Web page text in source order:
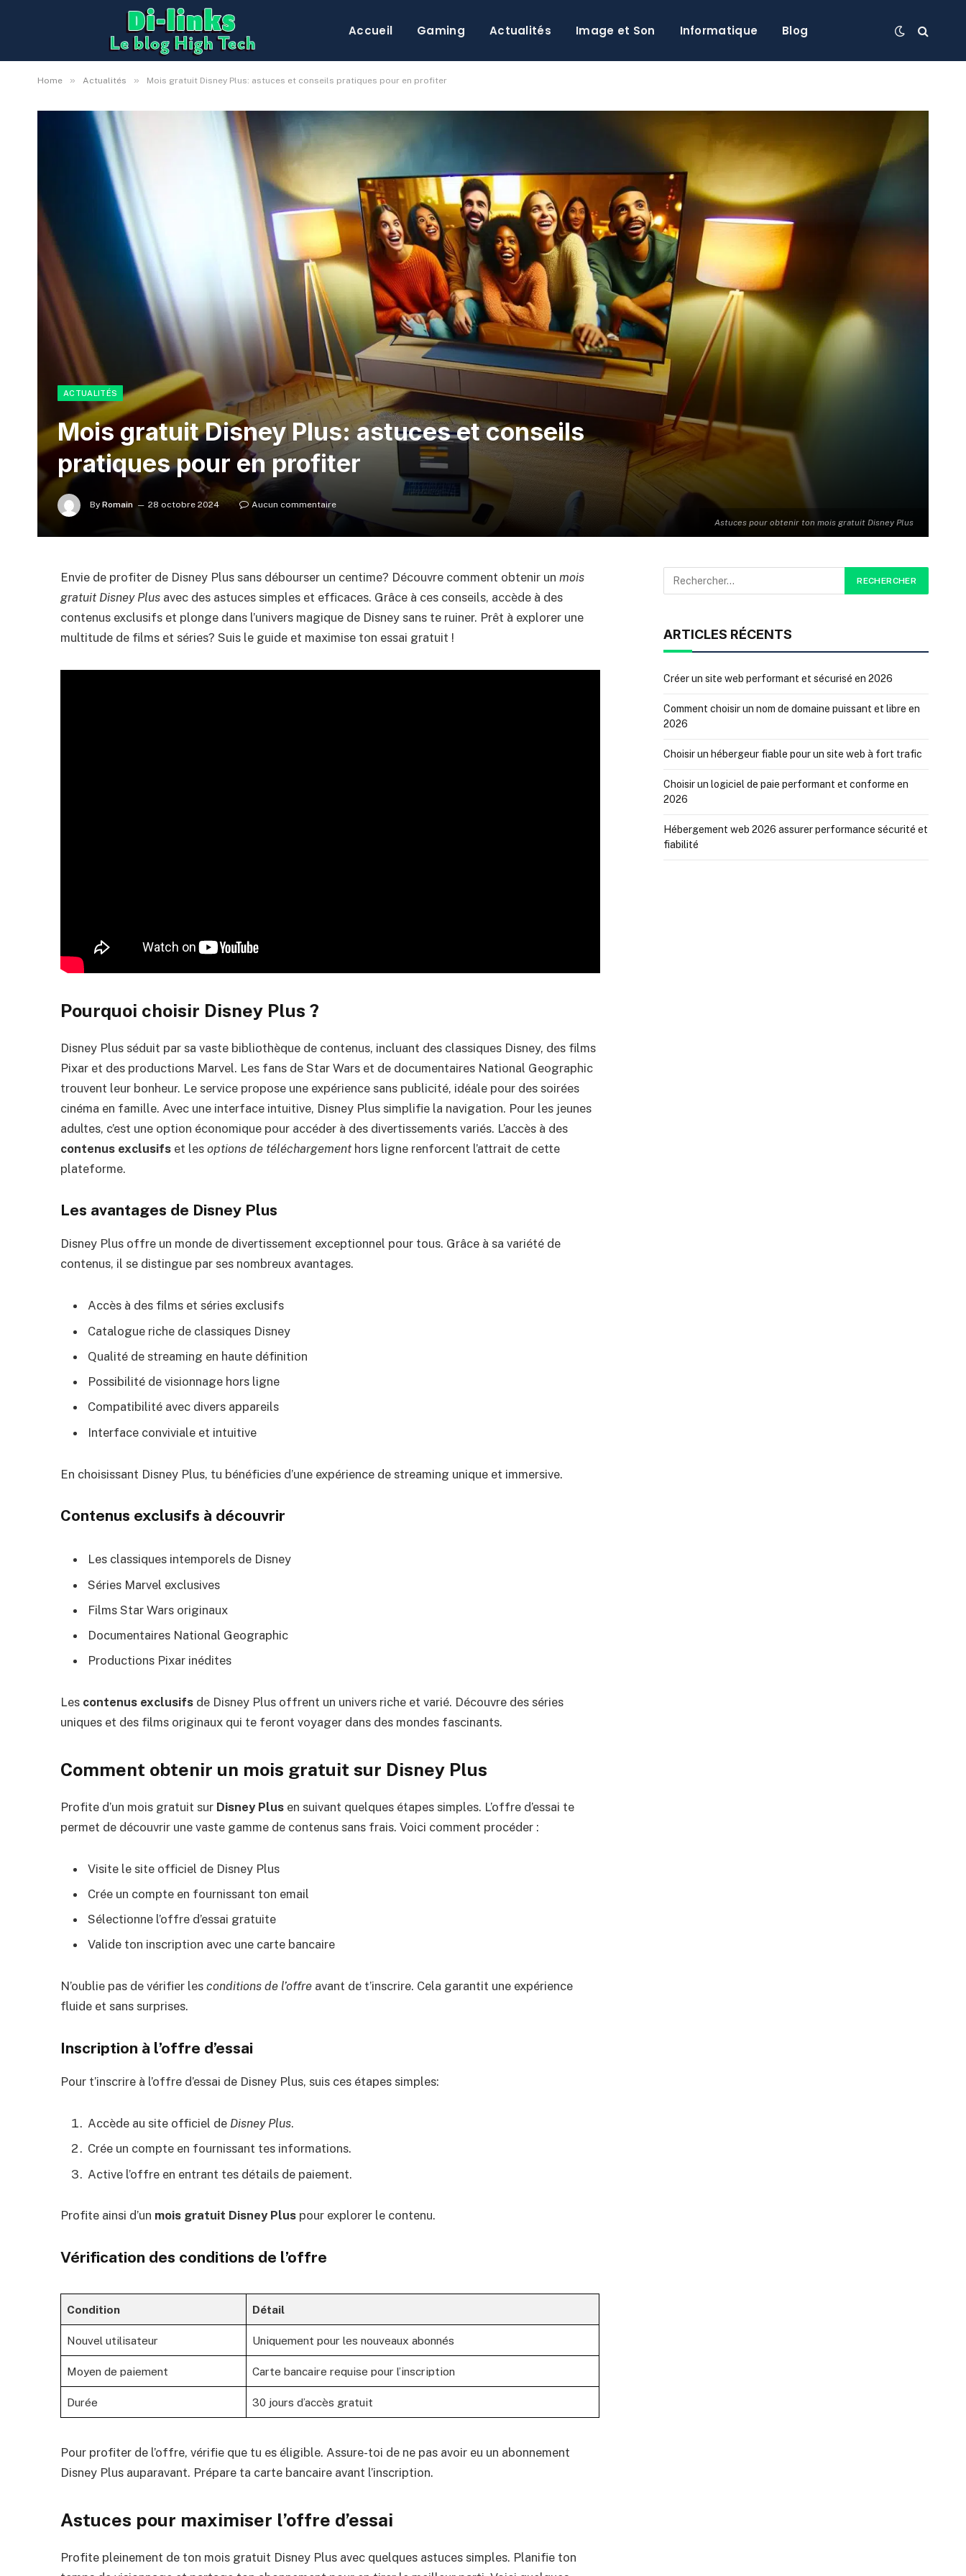
Accueil Gaming Actualités Image et Son Informatique Blog
Home » Actualités » Mois gratuit Disney Plus: astuces et conseils pratiques pour en profiter
Astuces pour obtenir ton mois gratuit Disney Plus
ACTUALITÉS
Mois gratuit Disney Plus: astuces et conseils
pratiques pour en profiter
By Romain 28 octobre 2024 Aucun commentaire
Envie de profiter de Disney Plus sans débourser un centime? Découvre comment obtenir unmois
gratuit Disney Plus avec des astuces simples et efficaces. Grâce à ces conseils, accède à des
contenus exclusifs et plonge dans l’univers magique de Disney sans te ruiner. Prêt à explorer une
multitude de films et séries? Suis le guide et maximise ton essai gratuit !
Pourquoi choisir Disney Plus ?
Disney Plus séduit par sa vaste bibliothèque de contenus, incluant des classiques Disney, des films
Pixar et des productions Marvel. Les fans de Star Wars et de documentaires National Geographic
trouvent leur bonheur. Le service propose une expérience sans publicité, idéale pour des soirées
cinéma en famille. Avec une interface intuitive, Disney Plus simplifie la navigation. Pour les jeunes
adultes, c’est une option économique pour accéder à des divertissements variés. L’accès à des
contenus exclusifs et lesoptions de téléchargement hors ligne renforcent l’attrait de cette
plateforme.
Les avantages de Disney Plus
Disney Plus offre un monde de divertissement exceptionnel pour tous. Grâce à sa variété de
contenus, il se distingue par ses nombreux avantages.
Accès à des films et séries exclusifs
Catalogue riche de classiques Disney
Qualité de streaming en haute définition
Possibilité de visionnage hors ligne
Compatibilité avec divers appareils
Interface conviviale et intuitive
En choisissant Disney Plus, tu bénéficies d’une expérience de streaming unique et immersive.
Contenus exclusifs à découvrir
Les classiques intemporels de Disney
Séries Marvel exclusives
Films Star Wars originaux
Documentaires National Geographic
Productions Pixar inédites
Les contenus exclusifs de Disney Plus offrent un univers riche et varié. Découvre des séries
uniques et des films originaux qui te feront voyager dans des mondes fascinants.
Comment obtenir un mois gratuit sur Disney Plus
Profite d’un mois gratuit sur Disney Plus en suivant quelques étapes simples. L’offre d’essai te
permet de découvrir une vaste gamme de contenus sans frais. Voici comment procéder :
Visite le site officiel de Disney Plus
Crée un compte en fournissant ton email
Sélectionne l’offre d’essai gratuite
Valide ton inscription avec une carte bancaire
N’oublie pas de vérifier lesconditions de l’offre avant de t’inscrire. Cela garantit une expérience
fluide et sans surprises.
Inscription à l’offre d’essai
Pour t’inscrire à l’offre d’essai de Disney Plus, suis ces étapes simples:
Accède au site officiel de Disney Plus.
Crée un compte en fournissant tes informations.
Active l’offre en entrant tes détails de paiement.
Profite ainsi d’un mois gratuit Disney Plus pour explorer le contenu.
Vérification des conditions de l’offre
Condition Détail
Nouvel utilisateur Uniquement pour les nouveaux abonnés
Moyen de paiement Carte bancaire requise pour l’inscription
Durée 30 jours d’accès gratuit
Pour profiter de l’offre, vérifie que tu es éligible. Assure-toi de ne pas avoir eu un abonnement
Disney Plus auparavant. Prépare ta carte bancaire avant l’inscription.
Astuces pour maximiser l’offre d’essai
Profite pleinement de ton mois gratuit Disney Plus avec quelques astuces simples. Planifie ton
ARTICLES RÉCENTS
Créer un site web performant et sécurisé en 2026
Comment choisir un nom de domaine puissant et libre en
2026
Choisir un hébergeur fiable pour un site web à fort trafic
Choisir un logiciel de paie performant et conforme en
2026
Hébergement web 2026 assurer performance sécurité et
fiabilité